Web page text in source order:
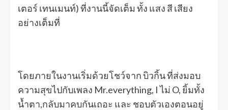
เตอร์ เทนเมนท์) ที่งานนี้จัดเต็ม ทั้ง แสง สี เสียง
อย่างเต็มที่
โดยภายในงานเริ่มด้วยโชว์จาก บิวกิ้น ที่ส่งมอบ
ความสุขไปกับเพลง Mr.everything, I ไม่ O, ยิ้มทั้ง
น้ำตา,กลับมาคบกันเถอะ และ ชอบตัวเองตอนอยู่